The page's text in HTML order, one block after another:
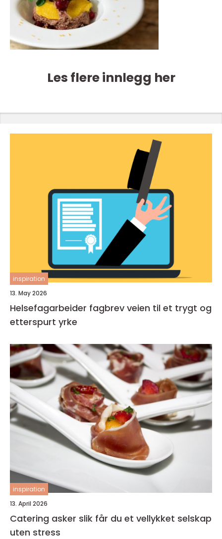
Les flere innlegg her
inspiration
13. May 2026
Helsefagarbeider fagbrev veien til et trygt og
etterspurt yrke
inspiration
13. April 2026
Catering asker slik får du et vellykket selskap
uten stress